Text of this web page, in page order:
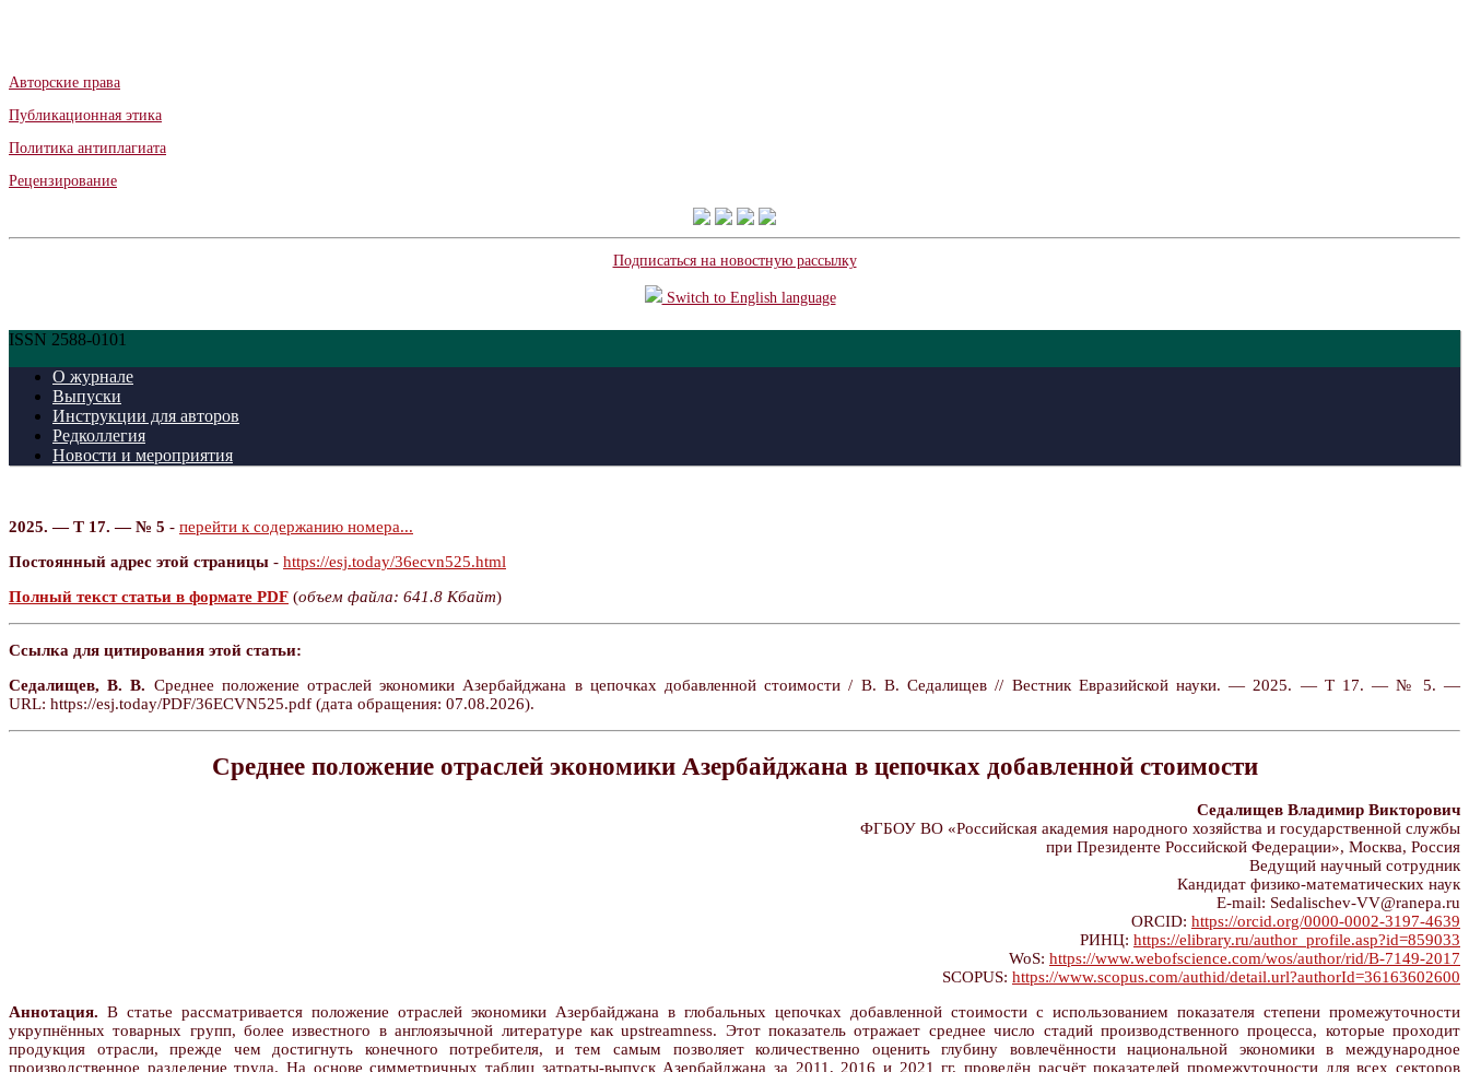
Авторские права
Публикационная этика
Политика антиплагиата
Рецензирование
Подписаться на новостную рассылку
Switch to English language
ISSN 2588-0101
О журнале
Выпуски
Инструкции для авторов
Редколлегия
Новости и мероприятия
2025. — Т 17. — № 5 - перейти к содержанию номера...
Постоянный адрес этой страницы - https://esj.today/36ecvn525.html
Полный текст статьи в формате PDF (объем файла: 641.8 Кбайт)
Ссылка для цитирования этой статьи:
Седалищев, В. В. Среднее положение отраслей экономики Азербайджана в цепочках добавленной стоимости / В. В. Седалищев // Вестник Евразийской науки. — 2025. — Т 17. — № 5. —
URL: https://esj.today/PDF/36ECVN525.pdf (дата обращения: 07.08.2026).
Среднее положение отраслей экономики Азербайджана в цепочках добавленной стоимости
Седалищев Владимир Викторович
ФГБОУ ВО «Российская академия народного хозяйства и государственной службы
при Президенте Российской Федерации», Москва, Россия
Ведущий научный сотрудник
Кандидат физико-математических наук
E-mail: Sedalischev-VV@ranepa.ru
ORCID: https://orcid.org/0000-0002-3197-4639
РИНЦ: https://elibrary.ru/author_profile.asp?id=859033
WoS: https://www.webofscience.com/wos/author/rid/B-7149-2017
SCOPUS: https://www.scopus.com/authid/detail.url?authorId=36163602600
Аннотация. В статье рассматривается положение отраслей экономики Азербайджана в глобальных цепочках добавленной стоимости с использованием показателя степени промежуточности
укрупнённых товарных групп, более известного в англоязычной литературе как upstreamness. Этот показатель отражает среднее число стадий производственного процесса, которые проходит
продукция отрасли, прежде чем достигнуть конечного потребителя, и тем самым позволяет количественно оценить глубину вовлечённости национальной экономики в международное
производственное разделение труда. На основе симметричных таблиц затраты-выпуск Азербайджана за 2011, 2016 и 2021 гг. проведён расчёт показателей промежуточности для всех секторов